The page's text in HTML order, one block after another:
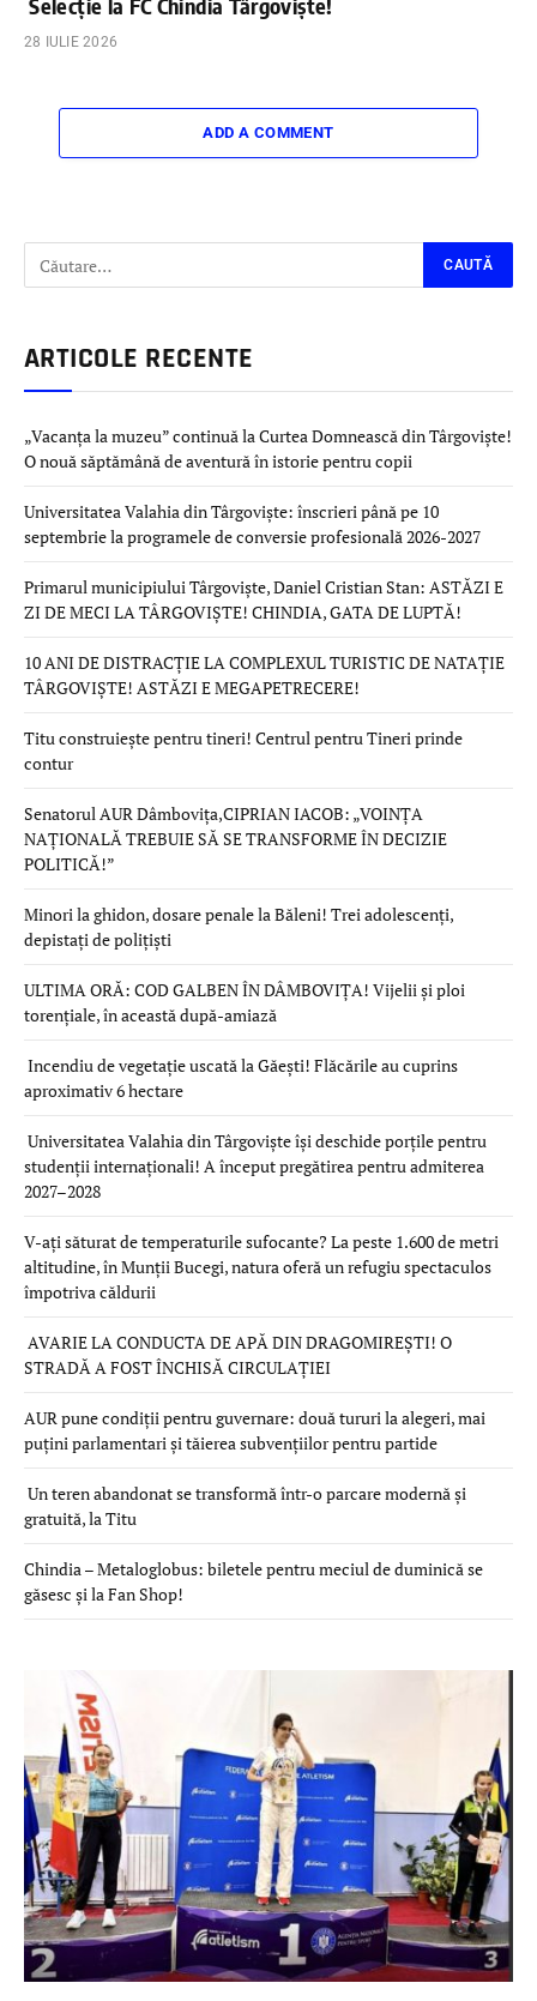
Selecție la FC Chindia Târgoviște!
28 IULIE 2026
ADD A COMMENT
ARTICOLE RECENTE
„Vacanța la muzeu” continuă la Curtea Domnească din Târgoviște!
O nouă săptămână de aventură în istorie pentru copii
Universitatea Valahia din Târgoviște: înscrieri până pe 10
septembrie la programele de conversie profesională 2026-2027
Primarul municipiului Târgoviște, Daniel Cristian Stan: ASTĂZI E
ZI DE MECI LA TÂRGOVIȘTE! CHINDIA, GATA DE LUPTĂ!
10 ANI DE DISTRACȚIE LA COMPLEXUL TURISTIC DE NATAȚIE
TÂRGOVIȘTE! ASTĂZI E MEGAPETRECERE!
Titu construiește pentru tineri! Centrul pentru Tineri prinde
contur
Senatorul AUR Dâmbovița,CIPRIAN IACOB: „VOINȚA
NAȚIONALĂ TREBUIE SĂ SE TRANSFORME ÎN DECIZIE
POLITICĂ!”
Minori la ghidon, dosare penale la Băleni! Trei adolescenți,
depistați de polițiști
ULTIMA ORĂ: COD GALBEN ÎN DÂMBOVIȚA! Vijelii și ploi
torențiale, în această după-amiază
Incendiu de vegetație uscată la Găești! Flăcările au cuprins
aproximativ 6 hectare
Universitatea Valahia din Târgoviște își deschide porțile pentru
studenții internaționali! A început pregătirea pentru admiterea
2027–2028
V-ați săturat de temperaturile sufocante? La peste 1.600 de metri
altitudine, în Munții Bucegi, natura oferă un refugiu spectaculos
împotriva căldurii
AVARIE LA CONDUCTA DE APĂ DIN DRAGOMIREȘTI! O
STRADĂ A FOST ÎNCHISĂ CIRCULAȚIEI
AUR pune condiții pentru guvernare: două tururi la alegeri, mai
puțini parlamentari și tăierea subvențiilor pentru partide
Un teren abandonat se transformă într-o parcare modernă și
gratuită, la Titu
Chindia – Metaloglobus: biletele pentru meciul de duminică se
găsesc și la Fan Shop!